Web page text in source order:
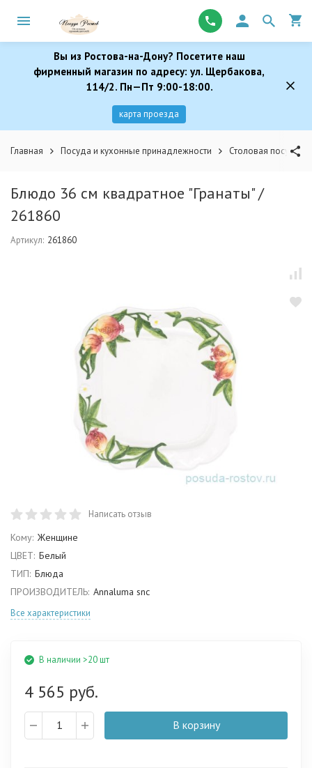
Вы из Ростова-на-Дону? Посетите наш
фирменный магазин по адресу: ул. Щербакова,
114/2. Пн—Пт 9:00-18:00.
карта проезда
Главная Посуда и кухонные принадлежности Столовая посуда
Блюдо 36 см квадратное "Гранаты" /
261860
Артикул: 261860
Написать отзыв
Кому: Женщине
ЦВЕТ: Белый
ТИП: Блюда
ПРОИЗВОДИТЕЛЬ: Annaluma snc
Все характеристики
В наличии >20 шт
4 565 руб.
В корзину